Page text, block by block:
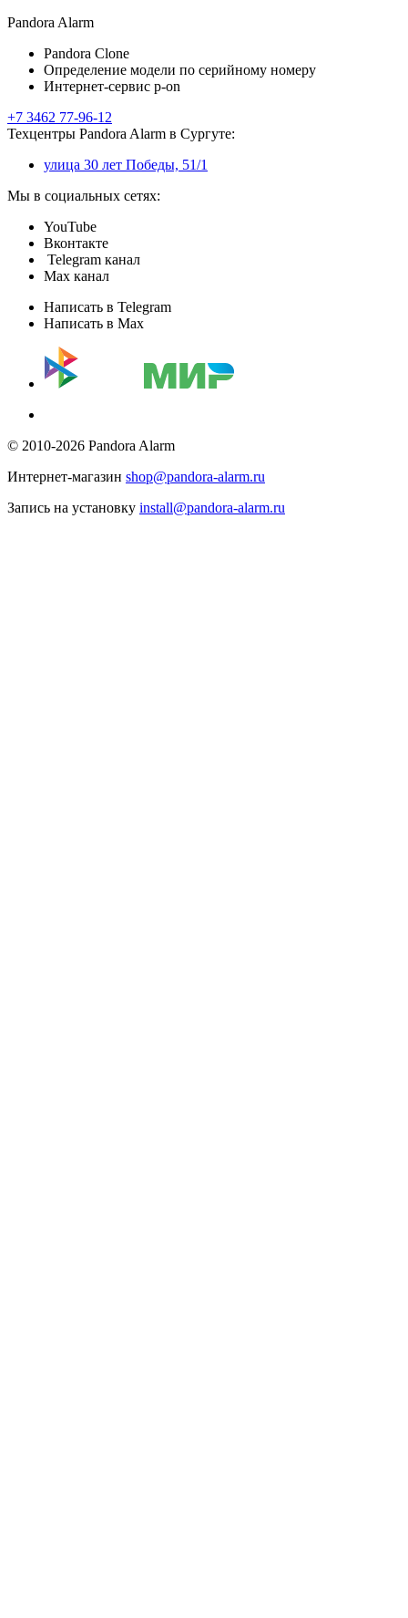
Pandora Alarm
Pandora Clone
Определение модели по серийному номеру
Интернет-сервис p-on
+7 3462 77-96-12
Техцентры Pandora Alarm в Сургуте:
улица 30 лет Победы, 51/1
Мы в социальных сетях:
YouTube
Вконтакте
Telegram канал
Max канал
Написать в Telegram
Написать в Max
© 2010-2026 Pandora Alarm
Интернет-магазин shop@pandora-alarm.ru
Запись на установку install@pandora-alarm.ru